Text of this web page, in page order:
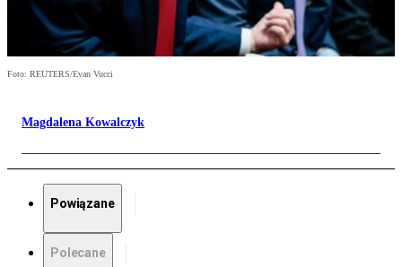
Foto: REUTERS/Evan Vucci
Magdalena Kowalczyk
Powiązane
Polecane